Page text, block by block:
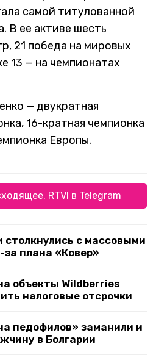
самой титулованной
В ее активе шесть
21 победа на мировых
13 — на чемпионатах
— двукратная
16-кратная чемпионка
Европы.
RTVI в Telegram
с массовыми
плана «Ковер»
объекты Wildberries
налоговые отсрочки
педофилов» заманили и
в Болгарии